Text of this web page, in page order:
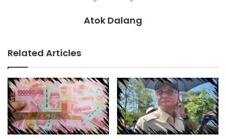
Atok Dalang
Related Articles